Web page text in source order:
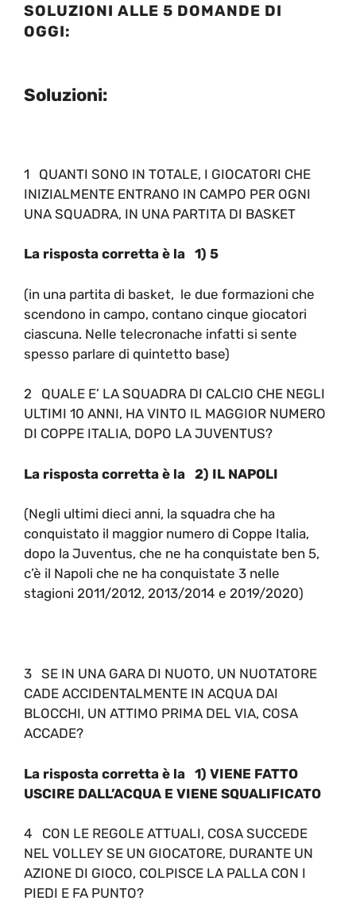
SOLUZIONI ALLE 5 DOMANDE DI
OGGI:
Soluzioni:
1 QUANTI SONO IN TOTALE, I GIOCATORI CHE
INIZIALMENTE ENTRANO IN CAMPO PER OGNI
UNA SQUADRA, IN UNA PARTITA DI BASKET
La risposta corretta è la 1) 5
(in una partita di basket, le due formazioni che
scendono in campo, contano cinque giocatori
ciascuna. Nelle telecronache infatti si sente
spesso parlare di quintetto base)
2 QUALE E’ LA SQUADRA DI CALCIO CHE NEGLI
ULTIMI 10 ANNI, HA VINTO IL MAGGIOR NUMERO
DI COPPE ITALIA, DOPO LA JUVENTUS?
La risposta corretta è la 2) IL NAPOLI
(Negli ultimi dieci anni, la squadra che ha
conquistato il maggior numero di Coppe Italia,
dopo la Juventus, che ne ha conquistate ben 5,
c’è il Napoli che ne ha conquistate 3 nelle
stagioni 2011/2012, 2013/2014 e 2019/2020)
3 SE IN UNA GARA DI NUOTO, UN NUOTATORE
CADE ACCIDENTALMENTE IN ACQUA DAI
BLOCCHI, UN ATTIMO PRIMA DEL VIA, COSA
ACCADE?
La risposta corretta è la 1) VIENE FATTO
USCIRE DALL’ACQUA E VIENE SQUALIFICATO
4 CON LE REGOLE ATTUALI, COSA SUCCEDE
NEL VOLLEY SE UN GIOCATORE, DURANTE UN
AZIONE DI GIOCO, COLPISCE LA PALLA CON I
PIEDI E FA PUNTO?